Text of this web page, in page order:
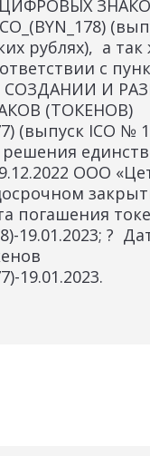
рублях), а
с
СОЗДАНИИ И
(ТОКЕНОВ)
(выпуск ICO №
ООО
погашения
19.01.2023; ?
19.01.2023.